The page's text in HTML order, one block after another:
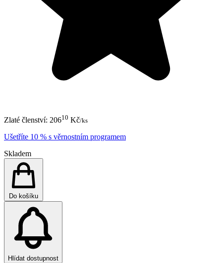
Zlaté členství: 20610 Kč/ks
Ušetříte 10 % s věrnostním programem
Skladem
Do košíku
Hlídat dostupnost